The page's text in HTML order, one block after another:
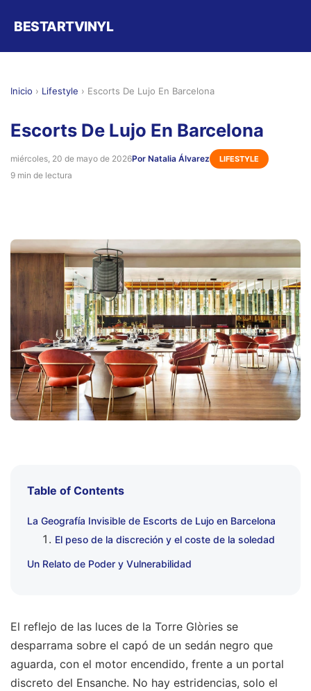
BESTARTVINYL
Inicio › Lifestyle › Escorts De Lujo En Barcelona
Escorts De Lujo En Barcelona
miércoles, 20 de mayo de 2026Por Natalia Álvarez LIFESTYLE
9 min de lectura
Table of Contents
La Geografía Invisible de Escorts de Lujo en Barcelona
El peso de la discreción y el coste de la soledad
Un Relato de Poder y Vulnerabilidad
El reflejo de las luces de la Torre Glòries se
desparrama sobre el capó de un sedán negro que
aguarda, con el motor encendido, frente a un portal
discreto del Ensanche. No hay estridencias, solo el